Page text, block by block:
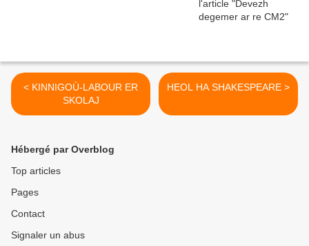
< KINNIGOÙ-LABOUR ER
SKOLAJ
HEOL HA SHAKESPEARE >
Hébergé par Overblog
Top articles
Pages
Contact
Signaler un abus